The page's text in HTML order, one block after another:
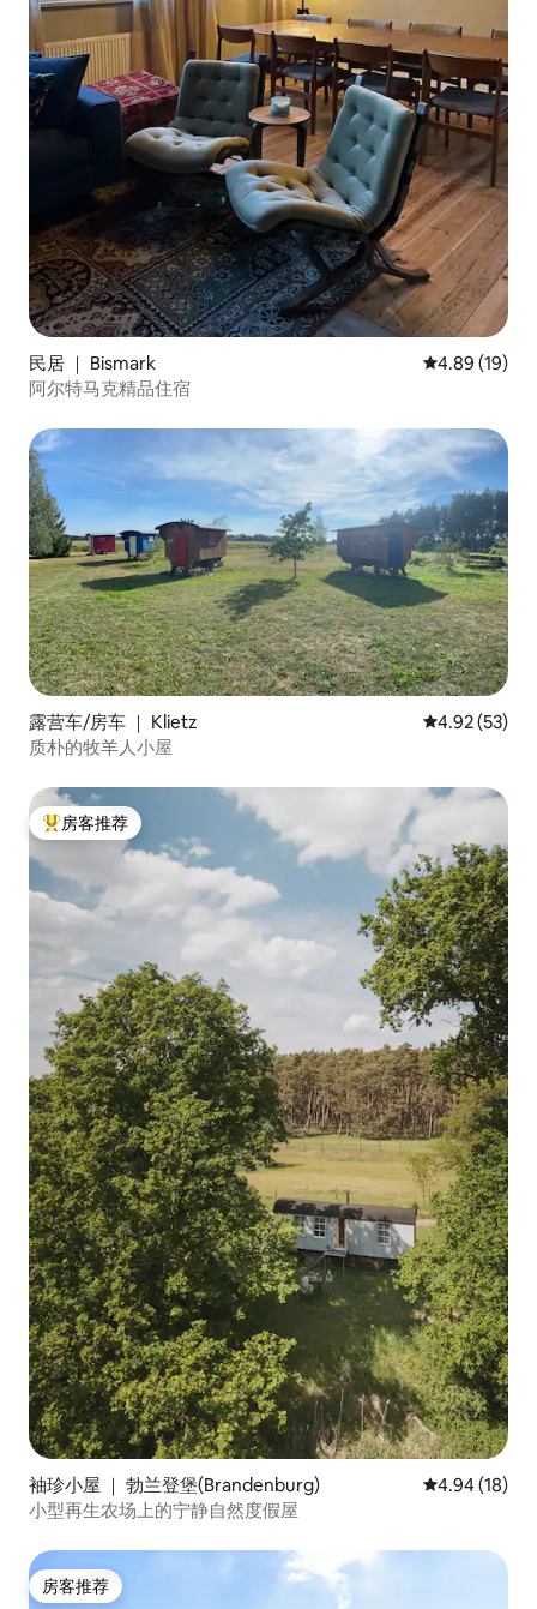
民居 ｜ Bismark 平均评分
4.89 (19)
阿尔特马克精品住宿
露营车/房车 ｜ Klietz 平均评分
4.92 (53)
质朴的牧羊人小屋
热门「房客推荐」
房客推荐
袖珍小屋 ｜ 勃兰登堡(Brandenburg) 平均评分
4.94 (18)
小型再生农场上的宁静自然度假屋
房客推荐
房客推荐